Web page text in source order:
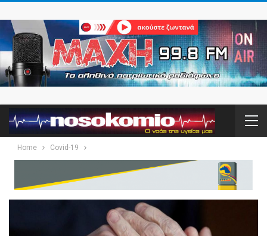
Home Covid-19